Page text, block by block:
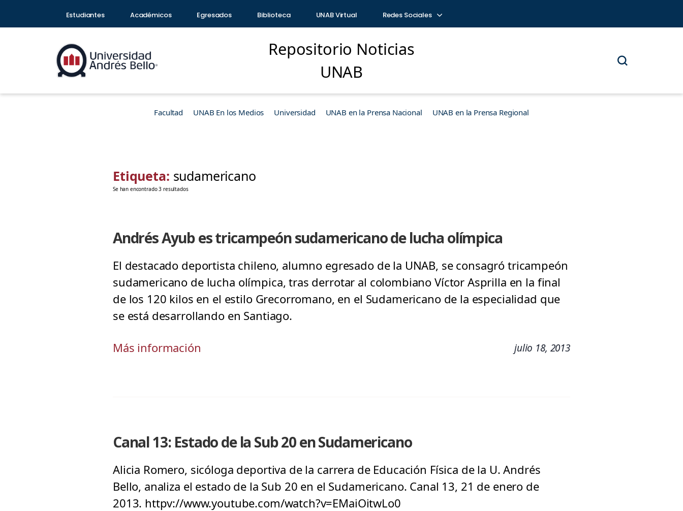
Estudiantes Académicos Egresados Biblioteca UNAB Virtual Redes Sociales
Repositorio Noticias
UNAB
Facultad UNAB En los Medios Universidad UNAB en la Prensa Nacional UNAB en la Prensa Regional
Etiqueta: sudamericano
Se han encontrado 3 resultados
Andrés Ayub es tricampeón sudamericano de lucha olímpica
El destacado deportista chileno, alumno egresado de la UNAB, se consagró tricampeón
sudamericano de lucha olímpica, tras derrotar al colombiano Víctor Asprilla en la final
de los 120 kilos en el estilo Grecorromano, en el Sudamericano de la especialidad que
se está desarrollando en Santiago.
Más información julio 18, 2013
Canal 13: Estado de la Sub 20 en Sudamericano
Alicia Romero, sicóloga deportiva de la carrera de Educación Física de la U. Andrés
Bello, analiza el estado de la Sub 20 en el Sudamericano. Canal 13, 21 de enero de
2013. httpv://www.youtube.com/watch?v=EMaiOitwLo0